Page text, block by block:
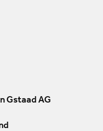
Gstaad AG